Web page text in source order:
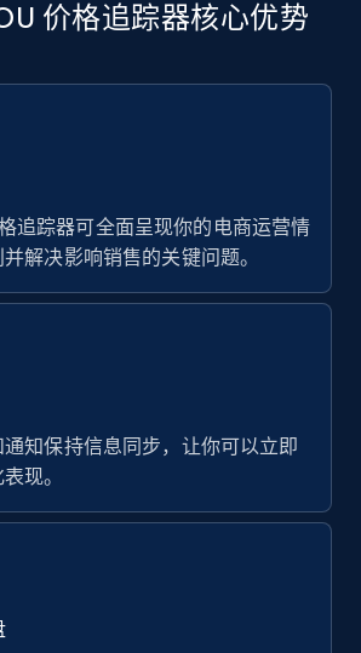
价格追踪器核心优势
追踪器可全面呈现你的电商运营情
解决影响销售的关键问题。
知保持信息同步，让你可以立即
现。